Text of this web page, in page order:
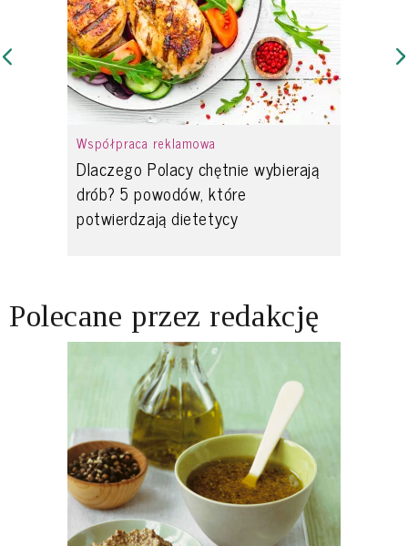
Współpraca reklamowa
Dlaczego Polacy chętnie wybierają
drób? 5 powodów, które
potwierdzają dietetycy
Polecane przez redakcję